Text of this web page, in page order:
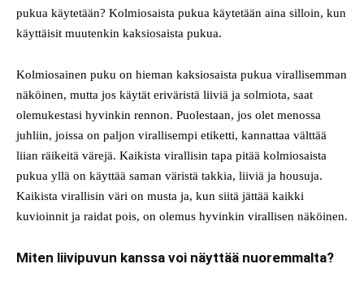
pukua käytetään? Kolmiosaista pukua käytetään aina silloin, kun
käyttäisit muutenkin kaksiosaista pukua.
Kolmiosainen puku on hieman kaksiosaista pukua virallisemman
näköinen, mutta jos käytät eriväristä liiviä ja solmiota, saat
olemukestasi hyvinkin rennon. Puolestaan, jos olet menossa
juhliin, joissa on paljon virallisempi etiketti, kannattaa välttää
liian räikeitä värejä. Kaikista virallisin tapa pitää kolmiosaista
pukua yllä on käyttää saman väristä takkia, liiviä ja housuja.
Kaikista virallisin väri on musta ja, kun siitä jättää kaikki
kuvioinnit ja raidat pois, on olemus hyvinkin virallisen näköinen.
Miten liivipuvun kanssa voi näyttää nuoremmalta?